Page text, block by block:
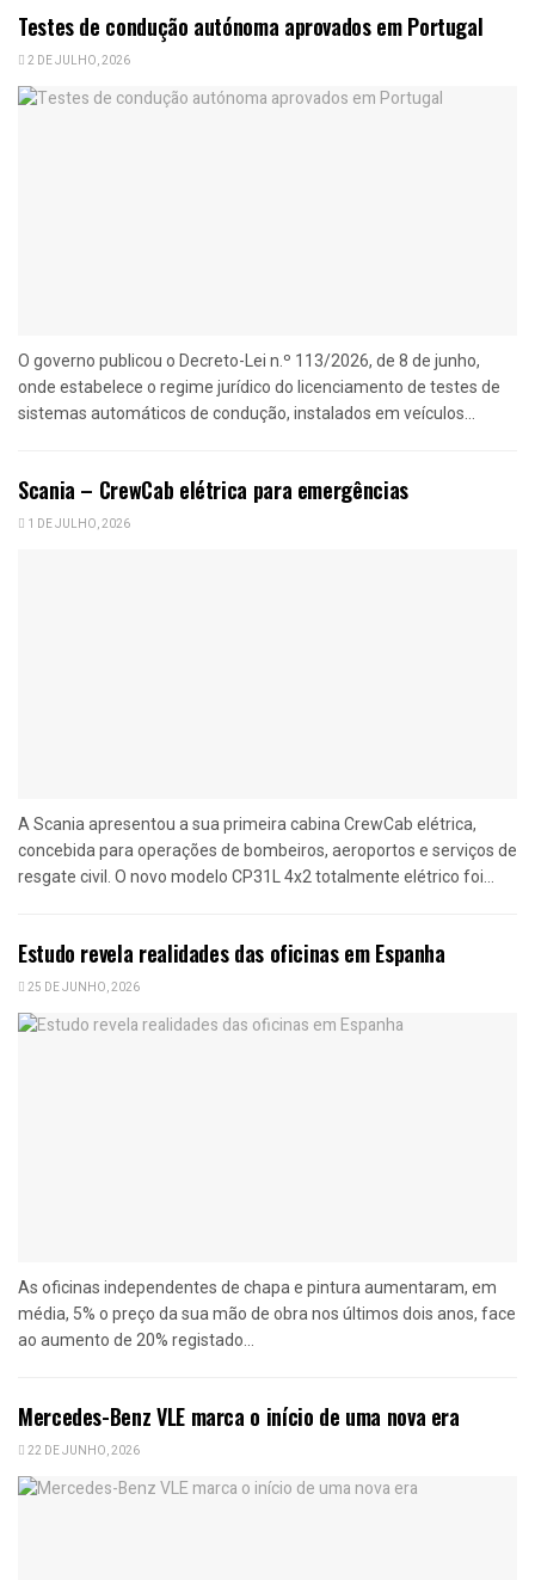
Testes de condução autónoma aprovados em Portugal
2 DE JULHO, 2026
O governo publicou o Decreto-Lei n.º 113/2026, de 8 de junho,
onde estabelece o regime jurídico do licenciamento de testes de
sistemas automáticos de condução, instalados em veículos...
Scania – CrewCab elétrica para emergências
1 DE JULHO, 2026
A Scania apresentou a sua primeira cabina CrewCab elétrica,
concebida para operações de bombeiros, aeroportos e serviços de
resgate civil. O novo modelo CP31L 4x2 totalmente elétrico foi...
Estudo revela realidades das oficinas em Espanha
25 DE JUNHO, 2026
As oficinas independentes de chapa e pintura aumentaram, em
média, 5% o preço da sua mão de obra nos últimos dois anos, face
ao aumento de 20% registado...
Mercedes-Benz VLE marca o início de uma nova era
22 DE JUNHO, 2026